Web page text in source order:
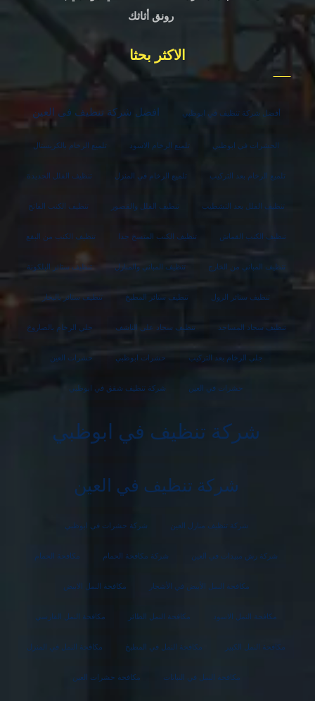
رونق أثاثك
الاكثر بحثا
أفضل شركة تنظيف في ابوظبي افضل شركة تنظيف في العين
الحشرات في ابوظبي تلميع الرخام الاسود تلميع الرخام بالكريستال
تلميع الرخام بعد التركيب تلميع الرخام في المنزل تنظيف الفلل الجديدة
تنظيف الفلل بعد التشطيب تنظيف الفلل والقصور تنظيف الكنب الفاتح
تنظيف الكنب القماش تنظيف الكنب المتسخ جدا تنظيف الكنب من البقع
تنظيف المباني من الخارج تنظيف المباني والمنازل تنظيف ستائر البلكونة
تنظيف ستائر الرول تنظيف ستائر المطبخ تنظيف ستائر بالبخار
تنظيف سجاد المساجد تنظيف سجاد على الناشف جلي الرخام بالصاروخ
جلي الرخام بعد التركيب حشرات ابوظبي حشرات العين
حشرات في العين شركة تنظيف شقق في ابوظبي
شركة تنظيف في ابوظبي
شركة تنظيف في العين
شركة تنظيف منازل العين شركة حشرات في ابوظبي
شركة رش مبيدات في العين شركة مكافحة الحمام مكافحة الحمام
مكافحة النمل الأبيض في الأشجار مكافحة النمل الابيض
مكافحة النمل الاسود مكافحة النمل الطائر مكافحة النمل الفارسي
مكافحة النمل الكبير مكافحة النمل في المطبخ مكافحة النمل في المنزل
مكافحة النمل في النباتات مكافحة حشرات العين